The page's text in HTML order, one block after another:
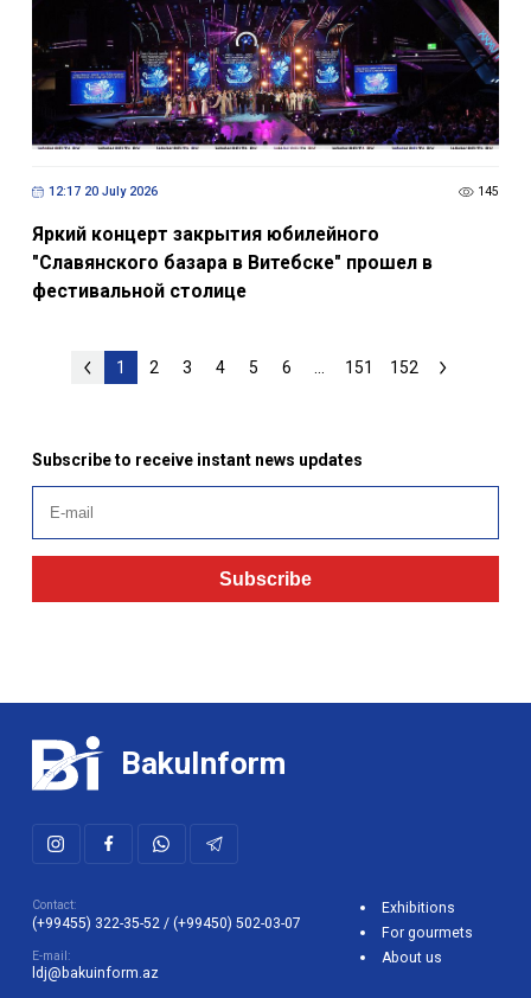
12:17 20 July 2026 145
Яркий концерт закрытия юбилейного
"Славянского базара в Витебске" прошел в
фестивальной столице
1 2 3 4 5 6 ... 151 152
Subscribe to receive instant news updates
Subscribe
BakuInform
Contact:
(+99455) 322-35-52 / (+99450) 502-03-07
E-mail:
ldj@bakuinform.az
Exhibitions
For gourmets
About us